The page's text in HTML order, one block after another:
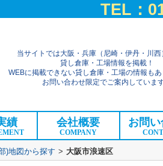
TEL：
当サイトでは大阪・兵庫（尼崎・伊丹・川
貸し倉庫・工場情報を掲載！
WEBに掲載できない貸し倉庫・工場の情報もあ
お問い合わせ限定でご案内していま
績 会社概要
COMPANY
お問
)地図から探す > 大阪市浪速区